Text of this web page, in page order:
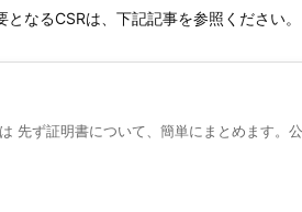
なるCSRは、下記記事を参照ください。
先ず証明書について、簡単にまとめます。